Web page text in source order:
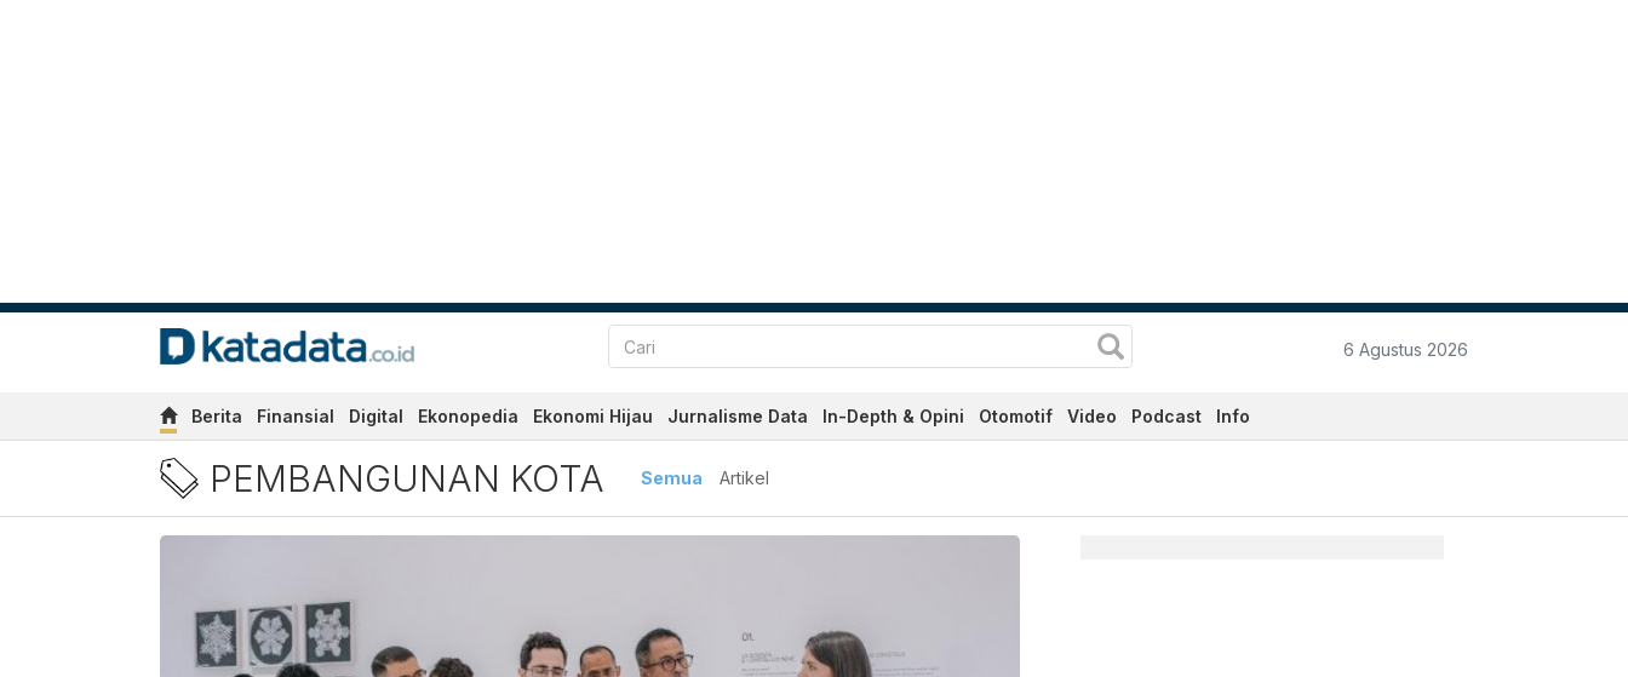
6 Agustus 2026
Berita Finansial Digital Ekonopedia Ekonomi Hijau Jurnalisme Data In-Depth & Opini Otomotif Video Podcast Info
Berita Terbaru Pembangunan Kota
PEMBANGUNAN KOTA Semua Artikel